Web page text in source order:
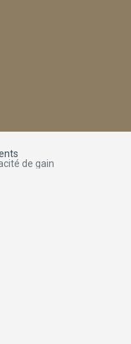
de gain